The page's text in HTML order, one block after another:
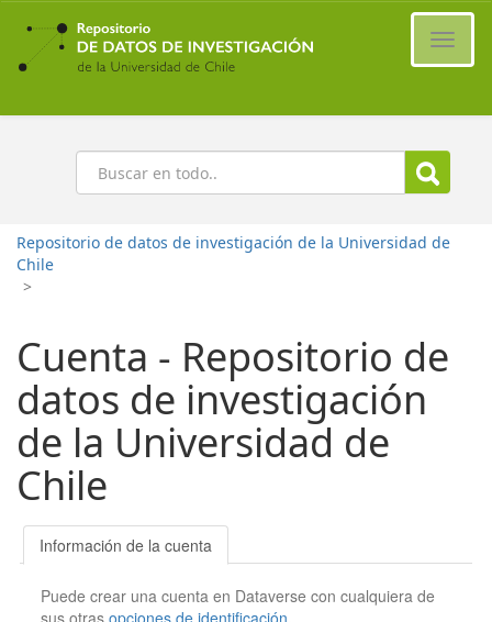
Ir
contenido
principal
Buscar
Repositorio de datos de investigación de la Universidad de
Chile
>
Cuenta - Repositorio de
datos de investigación
de la Universidad de
Chile
Información de la cuenta
Puede crear una cuenta en Dataverse con cualquiera de
sus otrasopciones de identificación.